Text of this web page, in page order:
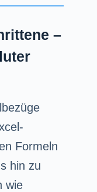
–
Formeln
hin zu
wie